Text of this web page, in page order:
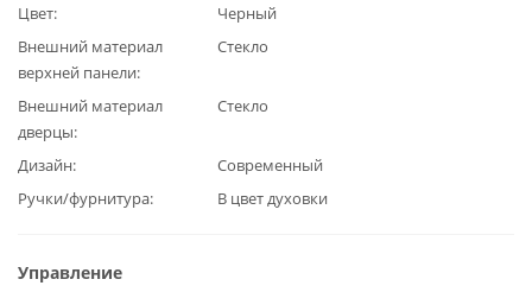
Цвет
Черный
Внешний материал
верхней панели
Стекло
Внешний материал
дверцы
Стекло
Дизайн
Современный
Ручки/фурнитура
В цвет духовки
Управление